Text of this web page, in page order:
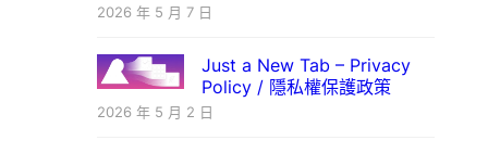
2026 年 5 月 7 日
Just a New Tab – Privacy
Policy / 隱私權保護政策
2026 年 5 月 2 日